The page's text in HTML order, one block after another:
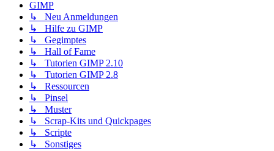
GIMP
↳ Neu Anmeldungen
↳ Hilfe zu GIMP
↳ Gegimptes
↳ Hall of Fame
↳ Tutorien GIMP 2.10
↳ Tutorien GIMP 2.8
↳ Ressourcen
↳ Pinsel
↳ Muster
↳ Scrap-Kits und Quickpages
↳ Scripte
↳ Sonstiges